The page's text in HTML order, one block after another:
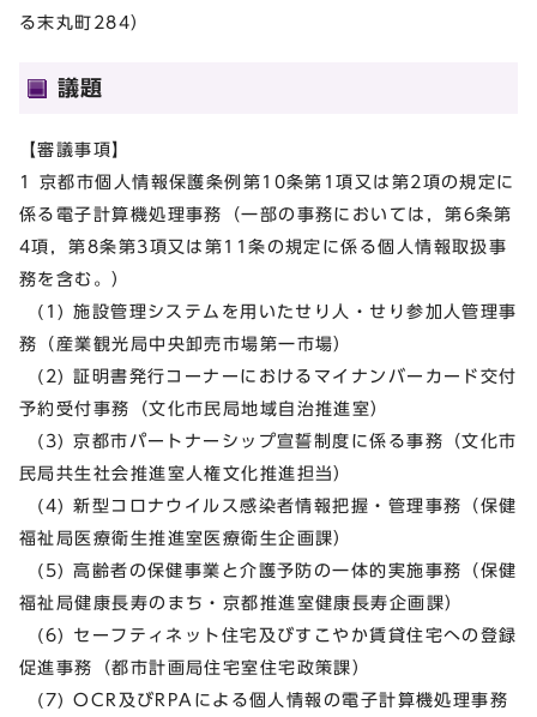
る末丸町284）
議題
【審議事項】
1 京都市個人情報保護条例第10条第1項又は第2項の規定に
係る電子計算機処理事務（一部の事務においては，第6条第
4項，第8条第3項又は第11条の規定に係る個人情報取扱事
務を含む。）
(1) 施設管理システムを用いたせり人・せり参加人管理事
務（産業観光局中央卸売市場第一市場）
(2) 証明書発行コーナーにおけるマイナンバーカード交付
予約受付事務（文化市民局地域自治推進室）
(3) 京都市パートナーシップ宣誓制度に係る事務（文化市
民局共生社会推進室人権文化推進担当）
(4) 新型コロナウイルス感染者情報把握・管理事務（保健
福祉局医療衛生推進室医療衛生企画課）
(5) 高齢者の保健事業と介護予防の一体的実施事務（保健
福祉局健康長寿のまち・京都推進室健康長寿企画課）
(6) セーフティネット住宅及びすこやか賃貸住宅への登録
促進事務（都市計画局住宅室住宅政策課）
(7) OCR及びRPAによる個人情報の電子計算機処理事務